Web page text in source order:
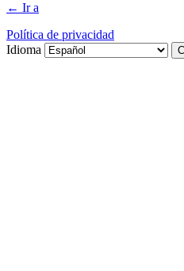
← Ir a
Política de privacidad
Idioma